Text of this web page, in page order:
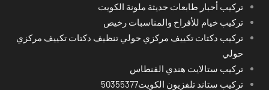
تركيب أحبار طابعات حديثة ملونة الكويت
تركيب خيام للأفراح والمناسبات رخيص
تركيب دكتات تكييف مركزي حولي تنظيف دكتات تكييف مركزي
حولي
تركيب ستالايت هندي الفنطاس
تركيب ستاند تلفزيون الكويت50355377